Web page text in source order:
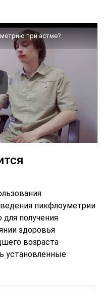
при астме?
пикфлоуметрии
для получения
здоровья
возраста
установленные